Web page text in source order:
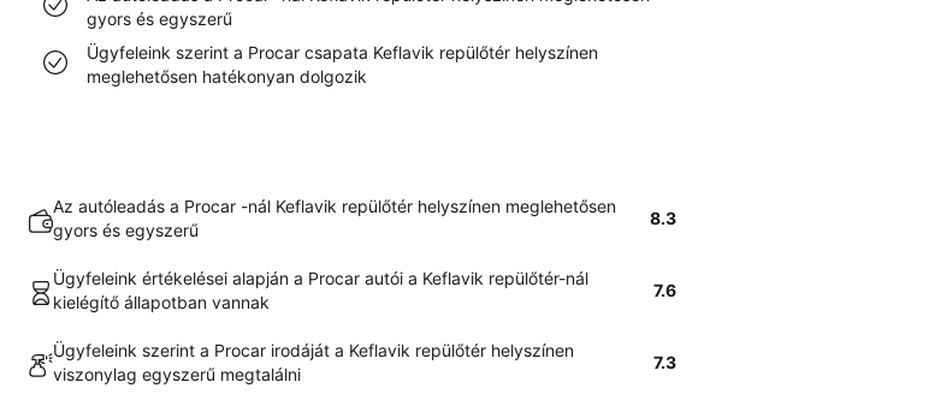
gyors és egyszerű
Ügyfeleink szerint a Procar csapata Keflavik repülőtér helyszínen
meglehetősen hatékonyan dolgozik
Az autóleadás a Procar -nál Keflavik repülőtér helyszínen meglehetősen
gyors és egyszerű
8.3
Ügyfeleink értékelései alapján a Procar autói a Keflavik repülőtér-nál
kielégítő állapotban vannak
7.6
Ügyfeleink szerint a Procar irodáját a Keflavik repülőtér helyszínen
viszonylag egyszerű megtalálni
7.3